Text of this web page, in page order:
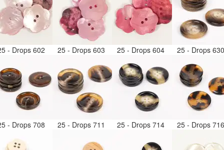
- Drops 602 25 - Drops 603 25 - Drops 604 25 - Drops
- Drops 708 25 - Drops 711 25 - Drops 714 25 - Drops